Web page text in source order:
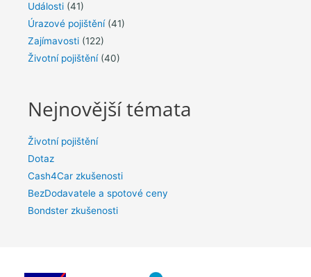
Události (41)
Úrazové pojištění(41)
Zajímavosti (122)
Životní pojištění(40)
Nejnovější témata
Životní pojištění
Dotaz
Cash4Car zkušenosti
BezDodavatele a spotové ceny
Bondster zkušenosti